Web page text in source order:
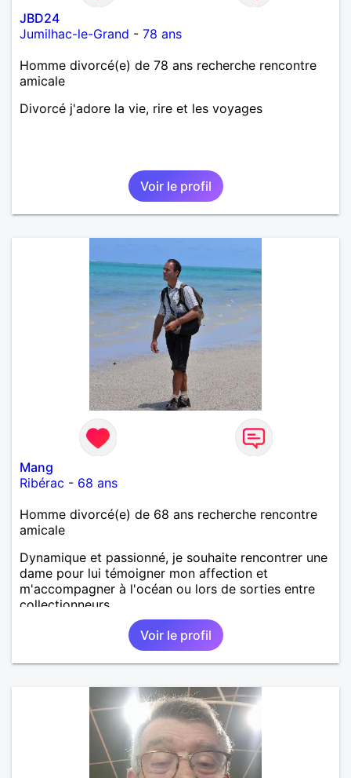
JBD24
Jumilhac-le-Grand - 78 ans
Homme divorcé(e) de 78 ans recherche rencontre
amicale
Divorcé j'adore la vie, rire et les voyages
Voir le profil
Mang
Ribérac - 68 ans
Homme divorcé(e) de 68 ans recherche rencontre
amicale
Dynamique et passionné, je souhaite rencontrer une
dame pour lui témoigner mon affection et
m'accompagner à l'océan ou lors de sorties entre
collectionneurs.
Voir le profil